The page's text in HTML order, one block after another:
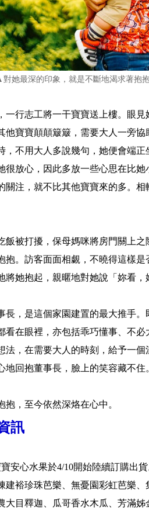
對她最深的印象，就是不斷地渴求著抱
一行志工將一干寶寶送上樓。眼
他寶寶顛顛簸簸，需要大人一旁
，不用大人多說幾句，她便會端
很放心，因此多放一些心思在比
關注，就不比其他寶寶來的多。
飯被打擾，保母媽咪將房門關上
抱。訪客面面相覷，不曉得這樣
將她抱起，親暱地對她說「妳看，
長，是這個家園建置的最大推手
看在眼裡，亦包括乖巧懂事、不
法，在需要大人的時刻，給予一
地回抱董事長，臉上的笑容藏不住
抱，至今依然深烙在心中。
訊
安心水果於4/10開始陸續訂購出貨
建裕珍珠芭樂、無憂園彩虹芭樂
大目釋迦、瓜哥香水木瓜、芳滿